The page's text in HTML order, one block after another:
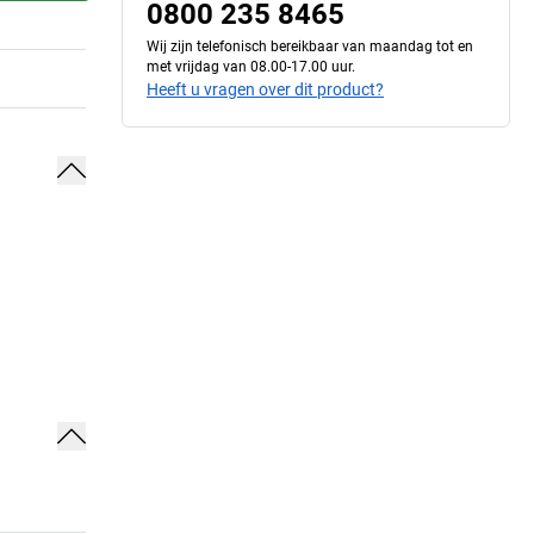
0800 235 8465
Wij zijn telefonisch bereikbaar van maandag tot en
met vrijdag van 08.00-17.00 uur.
Heeft u vragen over dit product?